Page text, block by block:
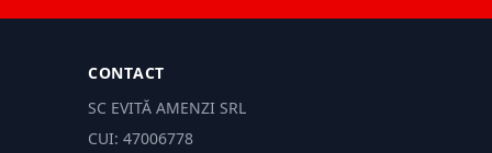
CONTACT
SC EVITĂ AMENZI SRL
CUI: 47006778